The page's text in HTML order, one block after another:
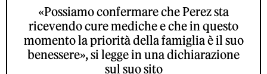
«Possiamo confermare che Perez sta
ricevendo cure mediche e che in questo
momento la priorità della famiglia è il suo
benessere», si legge in una dichiarazione
sul suo sito